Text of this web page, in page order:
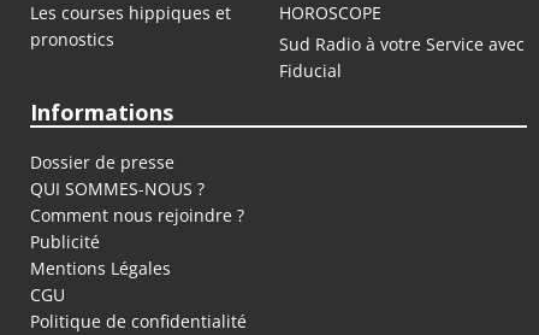
Les courses hippiques et
pronostics
HOROSCOPE
Sud Radio à votre Service avec
Fiducial
Informations
Dossier de presse
QUI SOMMES-NOUS ?
Comment nous rejoindre ?
Publicité
Mentions Légales
CGU
Politique de confidentialité